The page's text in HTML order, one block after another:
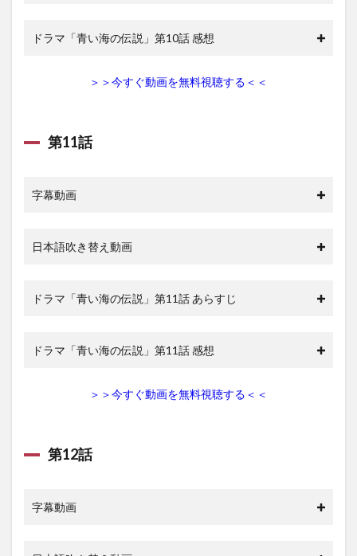
ドラマ「青い海の伝説」第10話 感想
＞＞今すぐ動画を無料視聴する＜＜
第11話
字幕動画
日本語吹き替え動画
ドラマ「青い海の伝説」第11話 あらすじ
ドラマ「青い海の伝説」第11話 感想
＞＞今すぐ動画を無料視聴する＜＜
第12話
字幕動画